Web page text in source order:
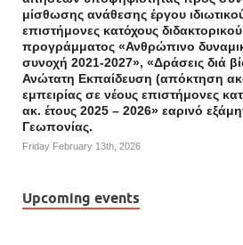
μίσθωσης ανάθεσης έργου
επιστήμονες κατόχους
προγράμματος «Ανθρώπινο
συνοχή 2021-2027», «Δράσεις διά
Ανώτατη Εκπαίδευση (απόκτηση
εμπειρίας σε νέους επιστήμονες
ακ. έτους 2025 – 2026» εαρινό
Γεωπονίας.
Friday February 13th, 2026
Upcoming events